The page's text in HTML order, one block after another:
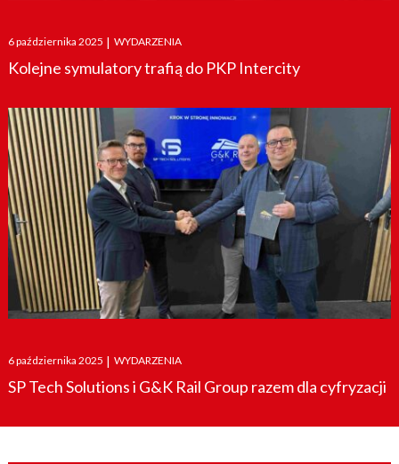
Posted
on
6 października 2025 | WYDARZENIA
Kolejne symulatory trafią do PKP Intercity
Posted
on
6 października 2025 | WYDARZENIA
SP Tech Solutions i G&K Rail Group razem dla cyfryzacji